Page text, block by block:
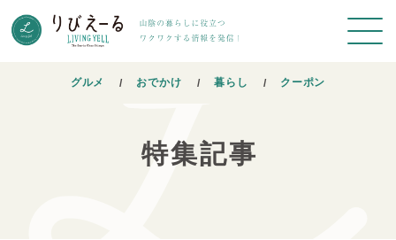
グルメ おでかけ 暮らし クーポン
特集記事